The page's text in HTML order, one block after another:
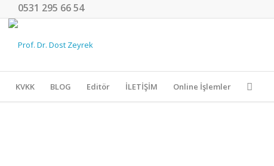
0531 295 66 54
KVKK BLOG Editör İLETİŞİM Online İşlemler